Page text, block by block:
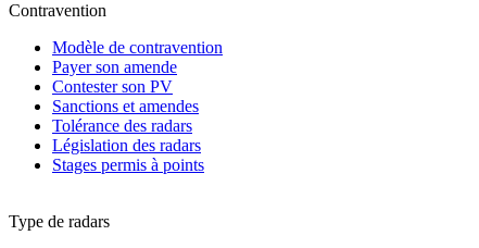
Contravention
Modèle de contravention
Payer son amende
Contester son PV
Sanctions et amendes
Tolérance des radars
Législation des radars
Stages permis à points
Type de radars